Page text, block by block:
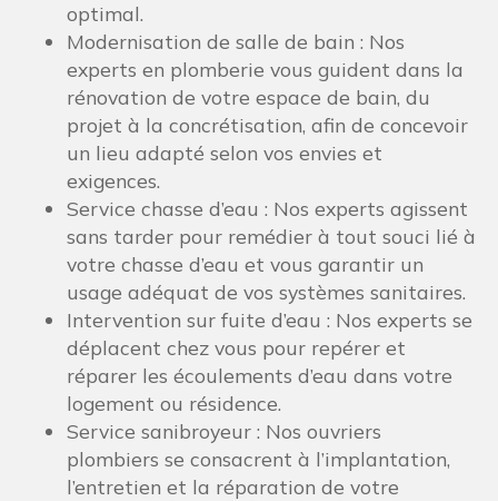
optimal.
Modernisation de salle de bain : Nos
experts en plomberie vous guident dans la
rénovation de votre espace de bain, du
projet à la concrétisation, afin de concevoir
un lieu adapté selon vos envies et
exigences.
Service chasse d’eau : Nos experts agissent
sans tarder pour remédier à tout souci lié à
votre chasse d’eau et vous garantir un
usage adéquat de vos systèmes sanitaires.
Intervention sur fuite d’eau : Nos experts se
déplacent chez vous pour repérer et
réparer les écoulements d’eau dans votre
logement ou résidence.
Service sanibroyeur : Nos ouvriers
plombiers se consacrent à l’implantation,
l’entretien et la réparation de votre